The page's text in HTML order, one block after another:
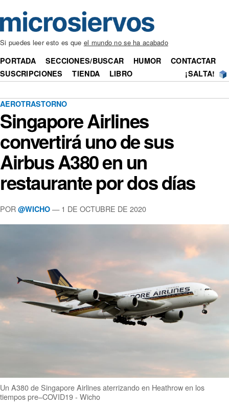
Si puedes leer esto es que el mundo no se ha acabado
PORTADA SECCIONES/BUSCAR HUMOR
CONTACTAR
SUSCRIPCIONES
TIENDA LIBRO ¡SALTA!
AEROTRASTORNO
Singapore Airlines
convertirá uno de sus
Airbus A380 en un
restaurante por dos días
POR @WICHO — 1 DE OCTUBRE DE 2020
Un A380 de Singapore Airlines aterrizando en Heathrow en los
tiempos pre–COVID19 - Wicho